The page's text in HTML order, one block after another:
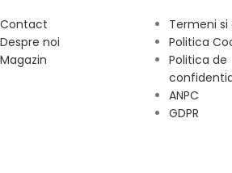
Contact
Despre noi
Magazin
Termeni
Politica
Politica de
ANPC
GDPR